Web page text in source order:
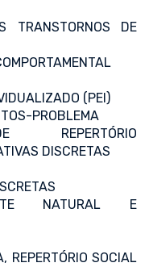
TRANSTORNOS DE
(PEI)
PROBLEMA
REPERTÓRIO
DISCRETAS
NATURAL E
REPERTÓRIO SOCIAL